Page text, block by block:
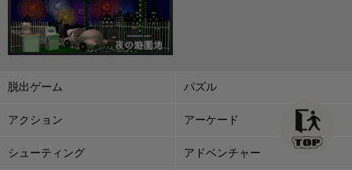
脱出ゲーム パズル
アクション アーケード
シューティング アドベンチャー